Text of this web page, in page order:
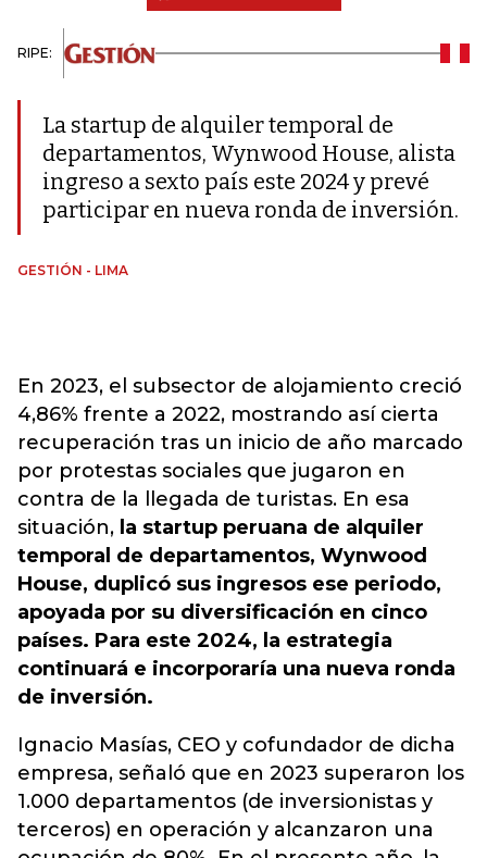
RIPE:
La startup de alquiler temporal de
departamentos, Wynwood House, alista
ingreso a sexto país este 2024 y prevé
participar en nueva ronda de inversión.
GESTIÓN - LIMA
En 2023, el subsector de alojamiento creció
4,86% frente a 2022, mostrando así cierta
recuperación tras un inicio de año marcado
por protestas sociales que jugaron en
contra de la llegada de turistas. En esa
situación, la startup peruana de alquiler
temporal de departamentos, Wynwood
House, duplicó sus ingresos ese periodo,
apoyada por su diversificación en cinco
países. Para este 2024, la estrategia
continuará e incorporaría una nueva ronda
de inversión.
Ignacio Masías, CEO y cofundador de dicha
empresa, señaló que en 2023 superaron los
1.000 departamentos (de inversionistas y
terceros) en operación y alcanzaron una